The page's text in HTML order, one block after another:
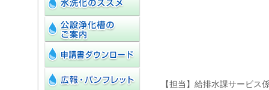
【担当】給排水課サービ